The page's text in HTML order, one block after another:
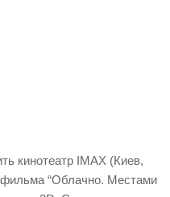
кинотеатр IMAX (Киев,
“Облачно. Местами